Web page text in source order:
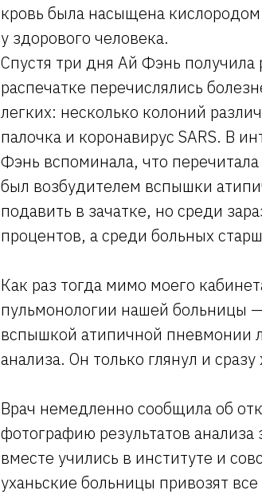
кровь была насыщена
у здорового человека.
Спустя три дня Ай Фэнь получила
распечатке перечислялись
легких: несколько колоний
палочка и коронавирус SARS. В
Фэнь вспоминала, что
был возбудителем вспышки
подавить в зачатке, но среди
процентов, а среди больных
Как раз тогда мимо моего
пульмонологии нашей больницы
вспышкой атипичной пневмонии
анализа. Он только глянул и
Врач немедленно сообщила об
фотографию результатов
вместе учились в институте и
уханьские больницы привозят